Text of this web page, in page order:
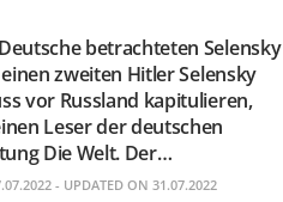
betrachteten Selensky
zweiten Hitler Selensky
vor Russland kapitulieren,
Leser der deutschen
Die Welt. Der…
- UPDATED ON 31.07.2022